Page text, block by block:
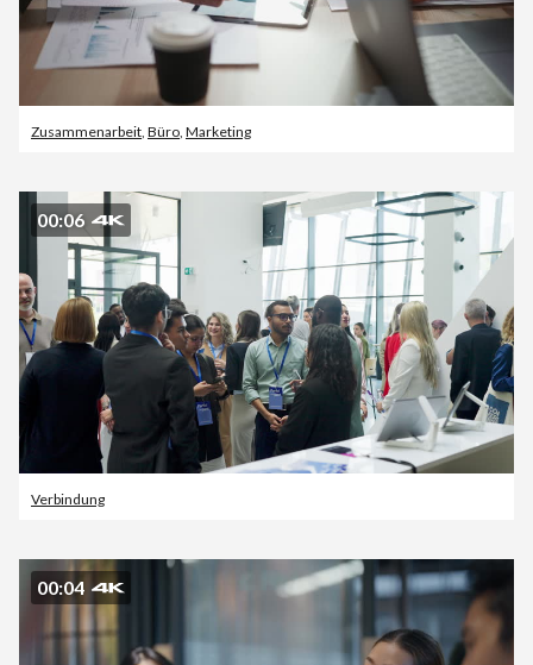
Zusammenarbeit Büro Marketing
00:06
Verbindung
00:04